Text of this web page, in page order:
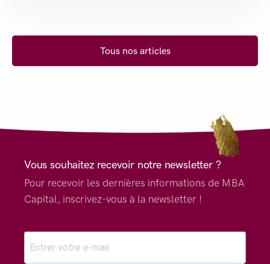
Tous nos articles
Vous souhaitez recevoir notre newsletter ?
Pour recevoir les dernières informations de MBA
Capital, inscrivez-vous à la newsletter !